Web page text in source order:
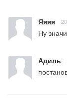
Яяяя
Ну
Адиль